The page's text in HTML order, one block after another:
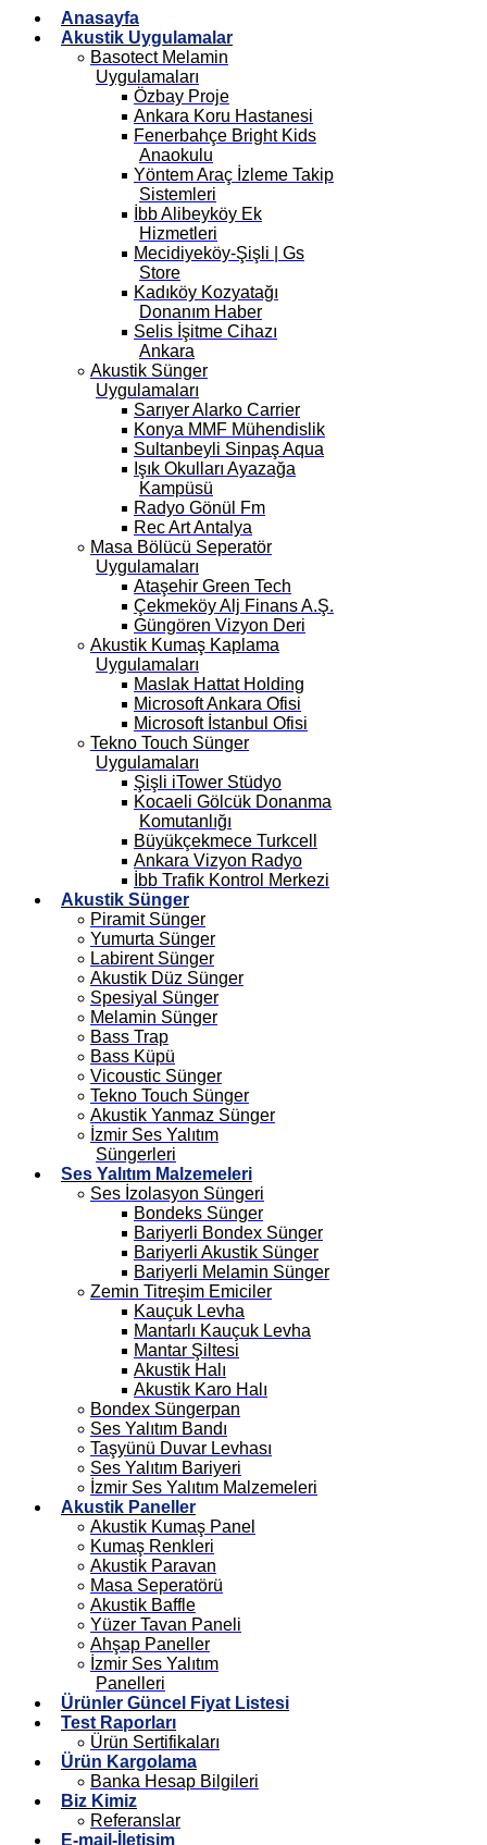
Anasayfa
Akustik Uygulamalar
Basotect Melamin
Uygulamaları
Özbay Proje
Ankara Koru Hastanesi
Fenerbahçe Bright Kids
Anaokulu
Yöntem Araç İzleme Takip
Sistemleri
İbb Alibeyköy Ek
Hizmetleri
Mecidiyeköy-Şişli | Gs
Store
Kadıköy Kozyatağı
Donanım Haber
Selis İşitme Cihazı
Ankara
Akustik Sünger
Uygulamaları
Sarıyer Alarko Carrier
Konya MMF Mühendislik
Sultanbeyli Sinpaş Aqua
Işık Okulları Ayazağa
Kampüsü
Radyo Gönül Fm
Rec Art Antalya
Masa Bölücü Seperatör
Uygulamaları
Ataşehir Green Tech
Çekmeköy Alj Finans A.Ş.
Güngören Vizyon Deri
Akustik Kumaş Kaplama
Uygulamaları
Maslak Hattat Holding
Microsoft Ankara Ofisi
Microsoft İstanbul Ofisi
Tekno Touch Sünger
Uygulamaları
Şişli iTower Stüdyo
Kocaeli Gölcük Donanma
Komutanlığı
Büyükçekmece Turkcell
Ankara Vizyon Radyo
İbb Trafik Kontrol Merkezi
Akustik Sünger
Piramit Sünger
Yumurta Sünger
Labirent Sünger
Akustik Düz Sünger
Spesiyal Sünger
Melamin Sünger
Bass Trap
Bass Küpü
Vicoustic Sünger
Tekno Touch Sünger
Akustik Yanmaz Sünger
İzmir Ses Yalıtım
Süngerleri
Ses Yalıtım Malzemeleri
Ses İzolasyon Süngeri
Bondeks Sünger
Bariyerli Bondex Sünger
Bariyerli Akustik Sünger
Bariyerli Melamin Sünger
Zemin Titreşim Emiciler
Kauçuk Levha
Mantarlı Kauçuk Levha
Mantar Şiltesi
Akustik Halı
Akustik Karo Halı
Bondex Süngerpan
Ses Yalıtım Bandı
Taşyünü Duvar Levhası
Ses Yalıtım Bariyeri
İzmir Ses Yalıtım Malzemeleri
Akustik Paneller
Akustik Kumaş Panel
Kumaş Renkleri
Akustik Paravan
Masa Seperatörü
Akustik Baffle
Yüzer Tavan Paneli
Ahşap Paneller
İzmir Ses Yalıtım
Panelleri
Ürünler Güncel Fiyat Listesi
Test Raporları
Ürün Sertifikaları
Ürün Kargolama
Banka Hesap Bilgileri
Biz Kimiz
Referanslar
E-mail-İletişim